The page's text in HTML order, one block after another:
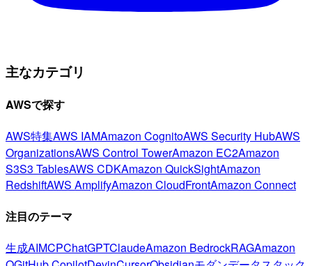
主なカテゴリ
AWSで探す
AWS特集AWS IAMAmazon CognitoAWS Security HubAWS
OrganizationsAWS Control TowerAmazon EC2Amazon
S3S3 TablesAWS CDKAmazon QuickSightAmazon
RedshiftAWS AmplifyAmazon CloudFrontAmazon Connect
注目のテーマ
生成AIMCPChatGPTClaudeAmazon BedrockRAGAmazon